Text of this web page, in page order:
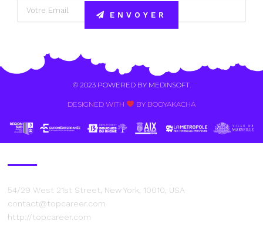
ENVOYER
© 2023 POWERED BY MEDINSOFT.
DESIGNED WITH BY BOOYAKACHA​
54/29 West 21st Street, New York, 10010, USA
contact@topcareer.com
http://topcareer.com